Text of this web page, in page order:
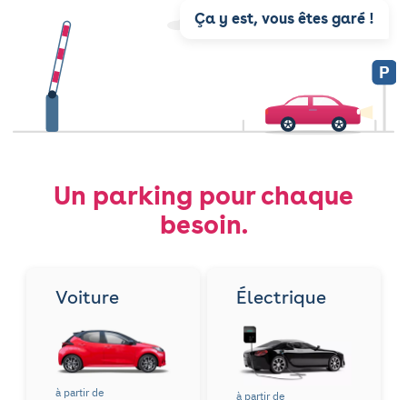
P
Ça y est, vous êtes garé !
Un parking pour chaque
besoin.
Voiture
à partir de
Électrique
à partir de